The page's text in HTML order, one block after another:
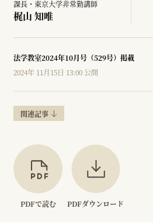
課長・東京大学非常勤講師
梶山 知唯
法学教室2024年10月号（529号）掲載
2024年 11月15日 13:00 公開
関連記事
PDFで読む PDFダウンロード